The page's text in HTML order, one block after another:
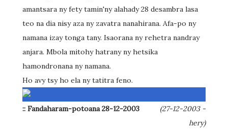
amantsara ny fety tamin'ny alahady 28 desambra lasa
teo na dia nisy aza ny zavatra nanahirana. Afa-po ny
namana izay tonga tany. Isaorana ny rehetra nandray
anjara. Mbola mitohy hatrany ny hetsika
hamondronana ny namana.
Ho avy tsy ho ela ny tatitra feno.
:: Fandaharam-potoana 28-12-2003
(27-12-2003 -
hery)